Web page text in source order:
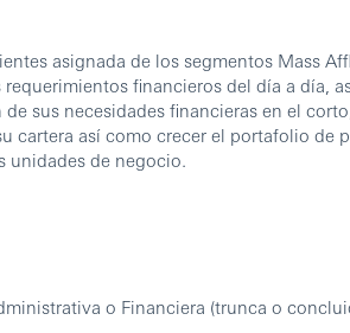
asignada de los segmentos Mass
financieros del día a día,
sus necesidades financieras en el
cartera así como crecer el portafolio de
unidades de negocio.
o Financiera (trunca o